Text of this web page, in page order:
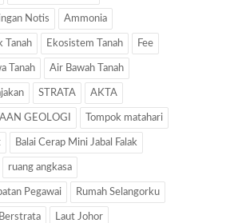
Notis Ammonia
Tanah Ekosistem Tanah Fee
Tanah Air Bawah Tanah
STRATA AKTA
GEOLOGI Tompok matahari
Balai Cerap Mini Jabal Falak
ruang angkasa
Pegawai Rumah Selangorku
Laut Johor